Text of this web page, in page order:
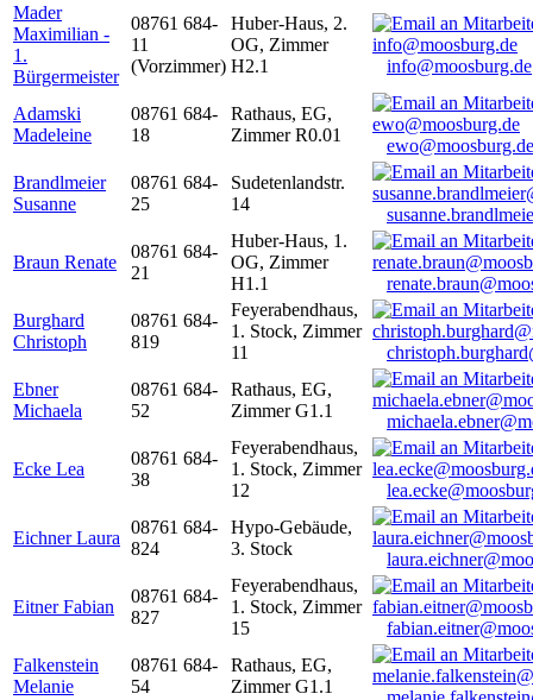
Mader
Maximilian -
1.
Bürgermeister
08761 684-
11
(Vorzimmer)
Huber-Haus, 2.
OG, Zimmer
H2.1
info@moosburg.de
Adamski
Madeleine
08761 684-
18
Rathaus, EG,
Zimmer R0.01
ewo@moosburg.de
Brandlmeier
Susanne
08761 684-
25
Sudetenlandstr.
14
Braun Renate
08761 684-
21
Huber-Haus, 1.
OG, Zimmer
H1.1
Burghard
Christoph
08761 684-
819
Feyerabendhaus,
1. Stock, Zimmer
11
Ebner
Michaela
08761 684-
52
Rathaus, EG,
Zimmer G1.1
Ecke Lea
08761 684-
38
Feyerabendhaus,
1. Stock, Zimmer
12
Eichner Laura
08761 684-
824
Hypo-Gebäude,
3. Stock
Eitner Fabian
08761 684-
827
Feyerabendhaus,
1. Stock, Zimmer
15
Falkenstein
Melanie
08761 684-
54
Rathaus, EG,
Zimmer G1.1